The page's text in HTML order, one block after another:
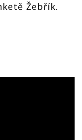
Žebřík.